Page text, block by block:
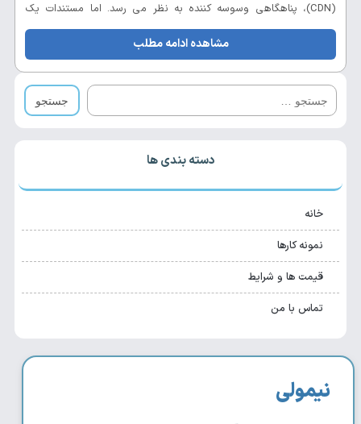
دسته بندی ها
خانه
نمونه کارها
قیمت ها و شرایط
تماس با من
(CDN)، پناهگاهی وسوسه کننده به نظر می رسد. اما مستندات یک
سایت موسیقی کاملاً رایگان و بدون تبلیغات نشان می دهد که این
شرکت چگونه پس از جذب کاربر، در زمان قطعی...
مشاهده ادامه مطلب
نیمولی